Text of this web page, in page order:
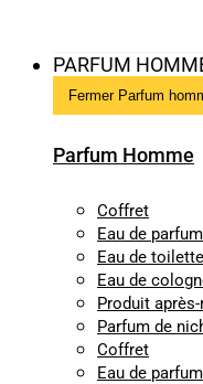
PARFUM
Fermer Parfum
Parfum Homme
Coffret
Eau de parfum
Eau de toilette
Eau de
Produit
Parfum de
Coffret
Eau de parfum